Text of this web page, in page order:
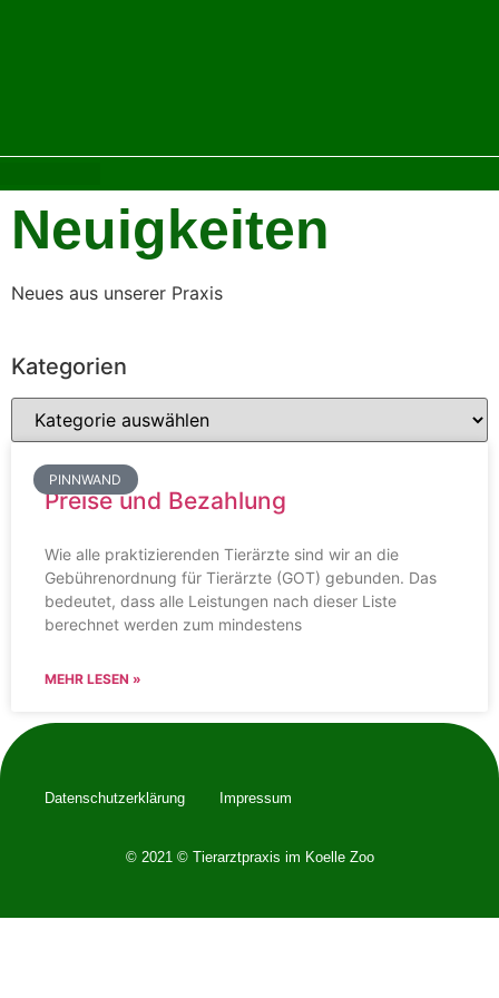
Neuigkeiten
Neues aus unserer Praxis
Kategorien
PINNWAND
Preise und Bezahlung
Wie alle praktizierenden Tierärzte sind wir an die
Gebührenordnung für Tierärzte (GOT) gebunden. Das
bedeutet, dass alle Leistungen nach dieser Liste
berechnet werden zum mindestens
MEHR LESEN »
Datenschutzerklärung Impressum
© 2021 © Tierarztpraxis im Koelle Zoo